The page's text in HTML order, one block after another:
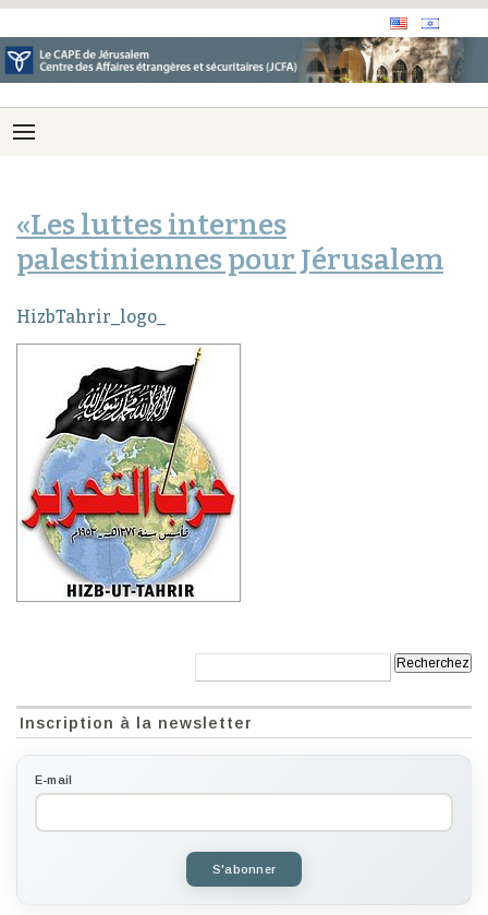
«Les luttes internes
palestiniennes pour Jérusalem
HizbTahrir_logo_
Inscription à la newsletter
E-mail
S'abonner